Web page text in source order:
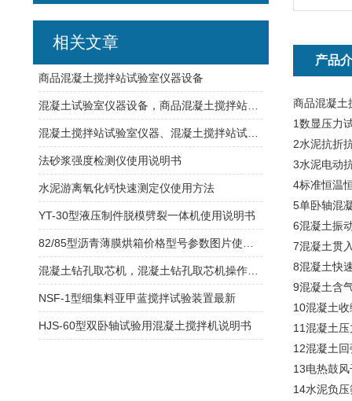
产品
商品混凝
1数显压力
2水泥抗折
3水泥电动
4标准恒温
5单卧轴混
6混凝土振
7混凝土贯
8混凝土快
9混凝土含
10混凝土
11混凝土
12混凝土
13电热鼓
14水泥负
相关文章
商品混凝土搅拌站试验室仪器设备
法砂浆强度检测仪使用说明书
水泥游离氧化钙快速测定仪使用方法
YT-30型液压制件脱模劈裂一体机使用说明书
NSF-1型细集料亚甲蓝搅拌试验装置最新
HJS-60型双卧轴试验用混凝土搅拌机说明书